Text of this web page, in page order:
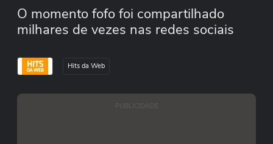
O momento fofo foi compartilhado
milhares de vezes nas redes sociais
Hits da Web
PUBLICIDADE